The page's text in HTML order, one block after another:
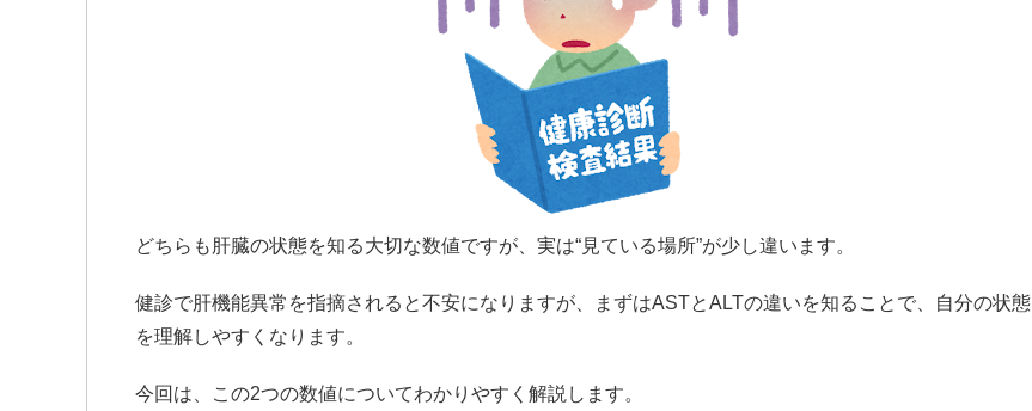
どちらも肝臓の状態を知る大切な数値ですが、実は“見ている場所”が少し違います。
健診で肝機能異常を指摘されると不安になりますが、まずはASTとALTの違いを知ることで、自分の状態
を理解しやすくなります。
今回は、この2つの数値についてわかりやすく解説します。